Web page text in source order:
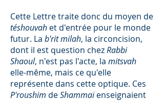
Cette Lettre traite donc du moyen de
téshouvah et d'entrée pour le monde
futur. La b'rit milah, la circoncision,
dont il est question chezRabbi
Shaoul, n'est pas l'acte, la mitsvah
elle-même, mais ce qu'elle
représente dans cette optique. Ces
P'roushim deShammaïenseignaient